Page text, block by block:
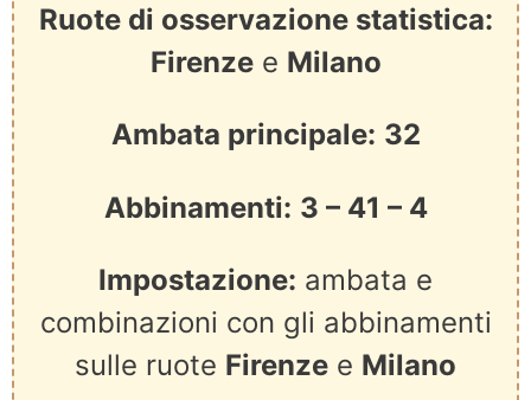
Ruote di osservazione statistica:
Firenzee Milano
Ambata principale: 32
Abbinamenti: 3 – 41 – 4
Impostazione: ambata e
combinazioni con gli abbinamenti
sulle ruote Firenze e Milano